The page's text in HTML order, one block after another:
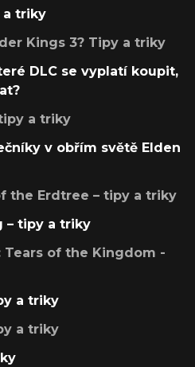
a triky
Kings 3? Tipy a triky
DLC se vyplatí koupit,
a triky
v obřím světě Elden
the Erdtree – tipy a triky
– tipy a triky
of the Kingdom -
a triky
a triky